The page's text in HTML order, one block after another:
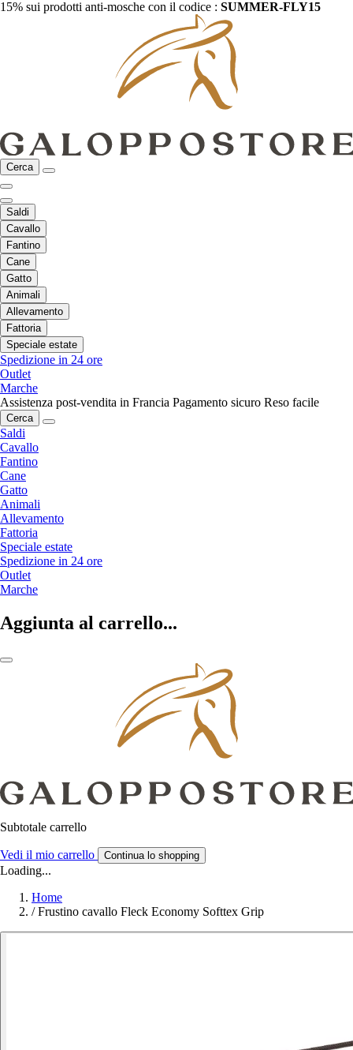
15% sui prodotti anti-mosche con il codice : SUMMER-FLY15
Cerca
Saldi
Cavallo
Fantino
Cane
Gatto
Animali
Allevamento
Fattoria
Speciale estate
Spedizione in 24 ore
Outlet
Marche
Assistenza post-vendita in Francia Pagamento sicuro Reso facile
Cerca
Saldi
Cavallo
Fantino
Cane
Gatto
Animali
Allevamento
Fattoria
Speciale estate
Spedizione in 24 ore
Outlet
Marche
Aggiunta al carrello...
Subtotale carrello
Vedi il mio carrello Continua lo shopping
Loading...
Home
/ Frustino cavallo Fleck Economy Softtex Grip